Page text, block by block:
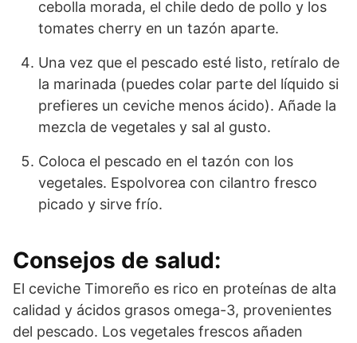
cebolla morada, el chile dedo de pollo y los
tomates cherry en un tazón aparte.
Una vez que el pescado esté listo, retíralo de
la marinada (puedes colar parte del líquido si
prefieres un ceviche menos ácido). Añade la
mezcla de vegetales y sal al gusto.
Coloca el pescado en el tazón con los
vegetales. Espolvorea con cilantro fresco
picado y sirve frío.
Consejos de salud:
El ceviche Timoreño es rico en proteínas de alta
calidad y ácidos grasos omega-3, provenientes
del pescado. Los vegetales frescos añaden